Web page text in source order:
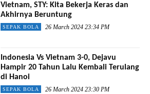
Vietnam, STY: Kita Bekerja Keras dan
Akhirnya Beruntung
SEPAK BOLA 26 March 2024 23:34 PM
Indonesia Vs Vietnam 3-0, Dejavu
Hampir 20 Tahun Lalu Kembali Terulang
di Hanoi
SEPAK BOLA 26 March 2024 23:30 PM